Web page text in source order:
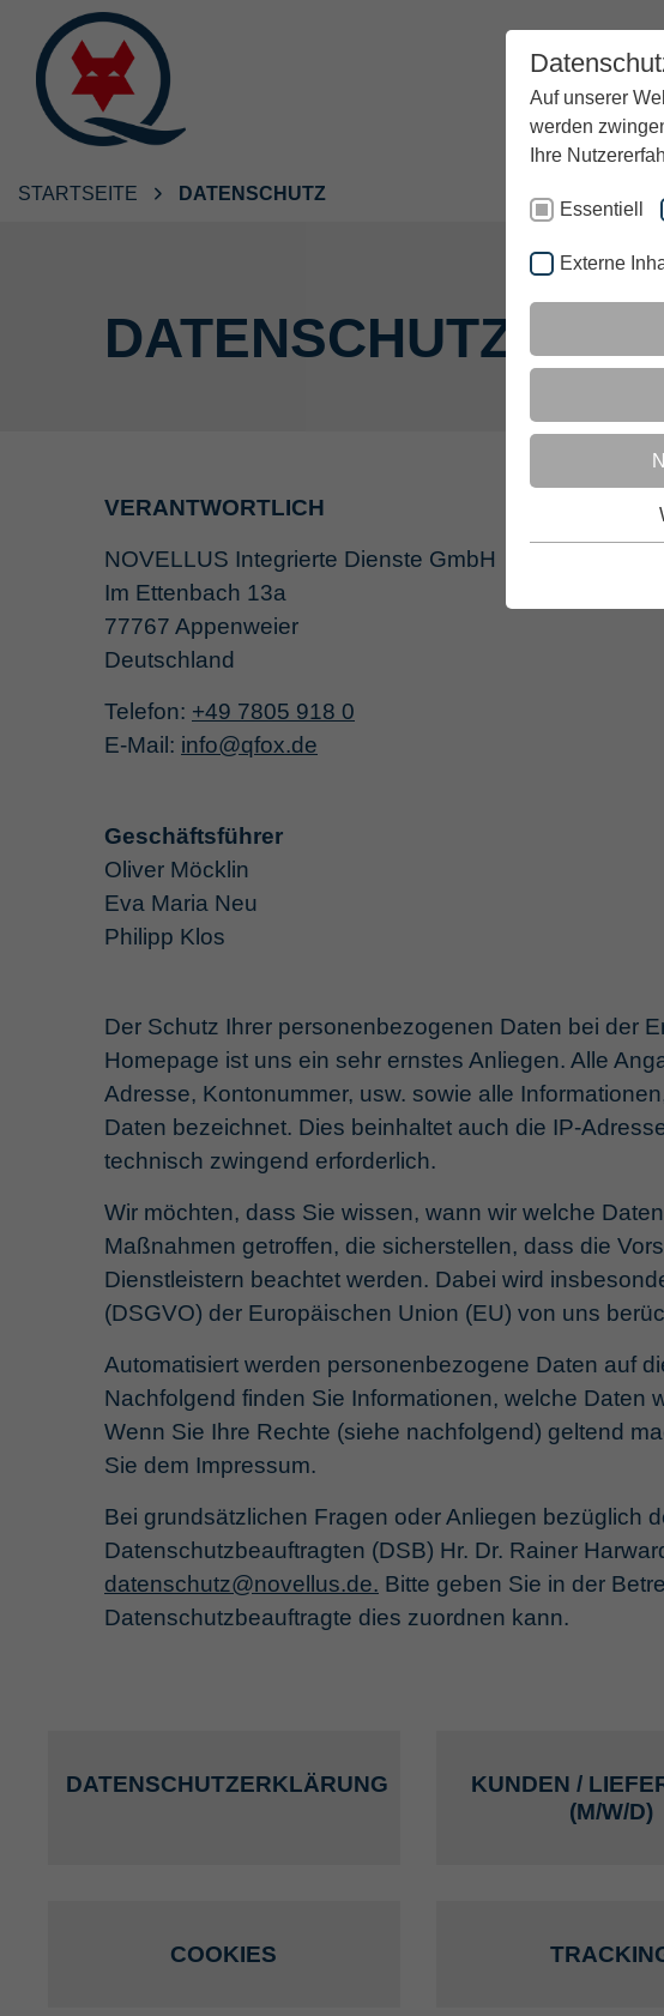
Auf unserer
werden
Ihre
Essentiell
Externe
STARTSEITE DATENSCHUTZ
DATENSCHUTZ
VERANTWORTLICH
NOVELLUS Integrierte Dienste GmbH
Im Ettenbach 13a
77767 Appenweier
Deutschland
Telefon: +49 7805 918 0
E-Mail: info@qfox.de
Geschäftsführer
Oliver Möcklin
Eva Maria Neu
Philipp Klos
Der Schutz Ihrer personenbezogenen Daten bei der
Homepage ist uns ein sehr ernstes Anliegen. Alle
Adresse, Kontonummer, usw. sowie alle
Daten bezeichnet. Dies beinhaltet auch die IP-
technisch zwingend erforderlich.
Wir möchten, dass Sie wissen, wann wir welche
Maßnahmen getroffen, die sicherstellen, dass die
Dienstleistern beachtet werden. Dabei wird
(DSGVO) der Europäischen Union (EU) von uns
Automatisiert werden personenbezogene Daten auf
Nachfolgend finden Sie Informationen, welche
Wenn Sie Ihre Rechte (siehe nachfolgend) geltend
Sie dem Impressum.
Bei grundsätzlichen Fragen oder Anliegen bezüglich
Datenschutzbeauftragten (DSB) Hr. Dr. Rainer
datenschutz@novellus.de. Bitte geben Sie in der
Datenschutzbeauftragte dies zuordnen kann.
DATENSCHUTZERKLÄRUNG
KUNDEN /
(M/W/D)
COOKIES